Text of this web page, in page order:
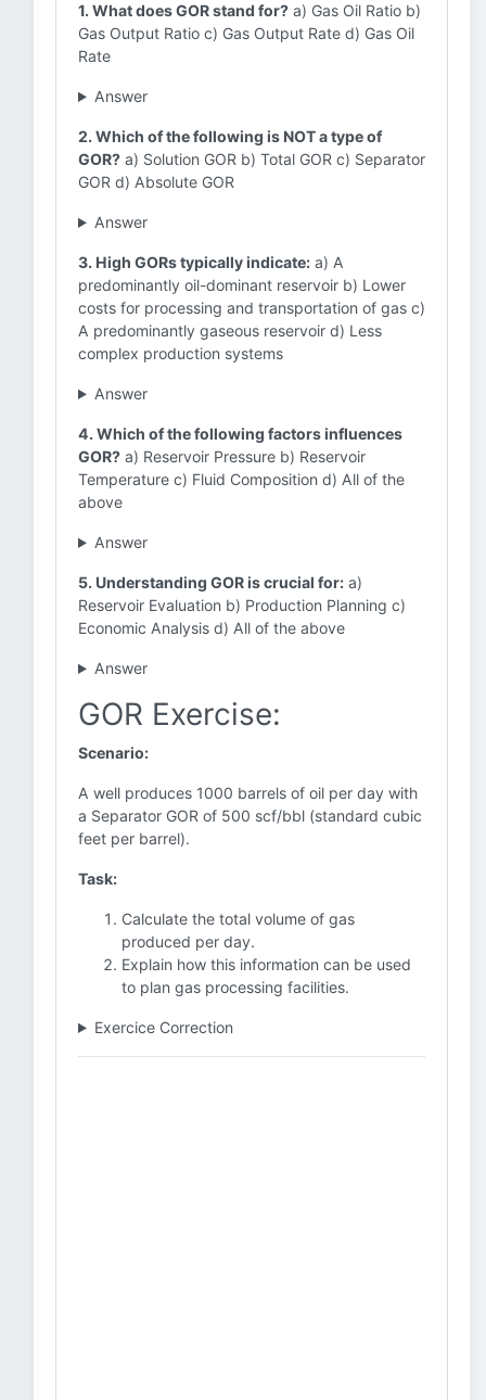
1. What does GOR stand for? a) Gas Oil Ratio b)
Gas Output Ratio c) Gas Output Rate d) Gas Oil
Rate
Answer
2. Which of the following is NOT a type of
GOR? a) Solution GOR b) Total GOR c) Separator
GOR d) Absolute GOR
Answer
3. High GORs typically indicate: a) A
predominantly oil-dominant reservoir b) Lower
costs for processing and transportation of gas c)
A predominantly gaseous reservoir d) Less
complex production systems
Answer
4. Which of the following factors influences
GOR? a) Reservoir Pressure b) Reservoir
Temperature c) Fluid Composition d) All of the
above
Answer
5. Understanding GOR is crucial for: a)
Reservoir Evaluation b) Production Planning c)
Economic Analysis d) All of the above
Answer
GOR Exercise:
Scenario:
A well produces 1000 barrels of oil per day with
a Separator GOR of 500 scf/bbl (standard cubic
feet per barrel).
Task:
Calculate the total volume of gas
produced per day.
Explain how this information can be used
to plan gas processing facilities.
Exercice Correction